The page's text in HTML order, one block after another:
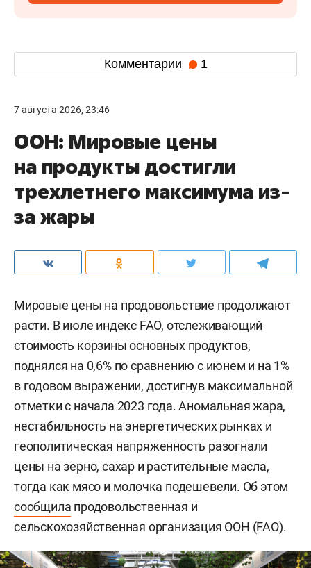
Комментарии 1
7 августа 2026, 23:46
ООН: Мировые цены
на продукты достигли
трехлетнего максимума из-
за жары
Мировые цены на продовольствие продолжают
расти. В июле индекс FAO, отслеживающий
стоимость корзины основных продуктов,
поднялся на 0,6% по сравнению с июнем и на 1%
в годовом выражении, достигнув максимальной
отметки с начала 2023 года. Аномальная жара,
нестабильность на энергетических рынках и
геополитическая напряженность разогнали
цены на зерно, сахар и растительные масла,
тогда как мясо и молочка подешевели. Об этом
сообщила продовольственная и
сельскохозяйственная организация ООН (FAO).